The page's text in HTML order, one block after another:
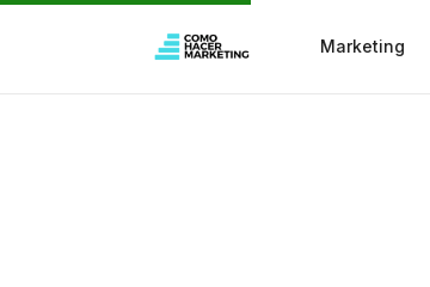
Marketing